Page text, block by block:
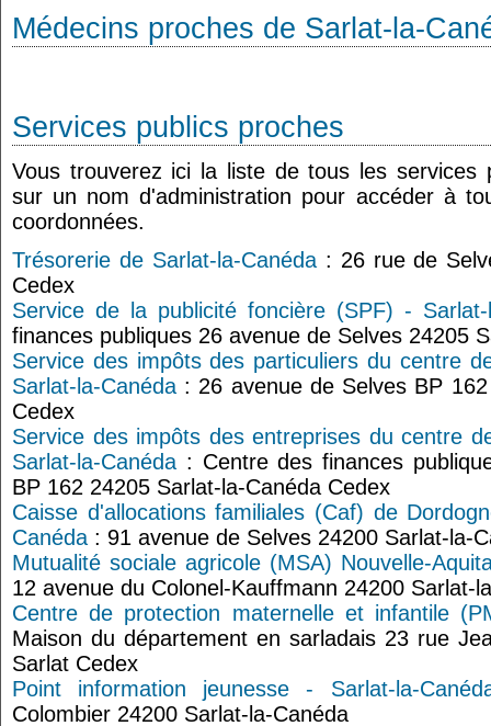
Médecins proches de Sarlat-la-
Services publics proches
Vous trouverez ici la liste de tous les services
sur un nom d'administration pour accéder à
coordonnées.
Trésorerie de Sarlat-la-Canéda: 26 rue de
Cedex
Service de la publicité foncière (SPF) - Sarlat-
finances publiques 26 avenue de Selves 24205
Service des impôts des particuliers du centre
Sarlat-la-Canéda : 26 avenue de Selves BP
Cedex
Service des impôts des entreprises du centre
Sarlat-la-Canéda : Centre des finances
BP 162 24205 Sarlat-la-Canéda Cedex
Caisse d'allocations familiales (Caf) de
Canéda : 91 avenue de Selves 24200 Sarlat-la-
Mutualité sociale agricole (MSA) Nouvelle-
12 avenue du Colonel-Kauffmann 24200 Sarlat-
Centre de protection maternelle et infantile
Maison du département en sarladais 23 rue
Sarlat Cedex
Point information jeunesse - Sarlat-la-
Colombier 24200 Sarlat-la-Canéda